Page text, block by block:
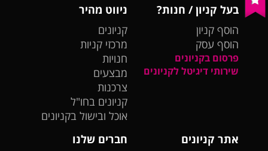
בעל קניון / חנות?
הוסף קניון
הוסף עסק
פרסום בקניונים
שירותי דיגיטל לקניונים
ניווט מהיר
קניונים
מרכזי קניות
חנויות
מבצעים
צרכנות
קניונים בחו"ל
אוכל ובישול בקניונים
אתר קניונים
חברים שלנו